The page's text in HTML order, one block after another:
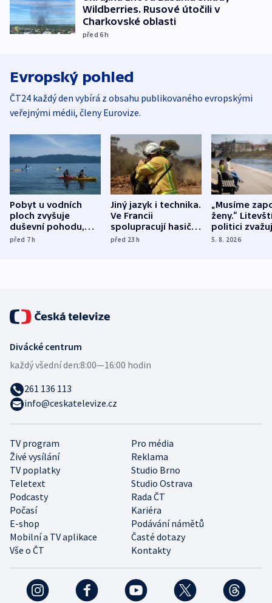
Wildberries. Rusové útočili v
Charkovské oblasti
před 6h
Evropský pohled
ČT24 každý den vybírá z obsahu publikovaného evropskými
veřejnými médii, členy Eurovize.
Pobyt u vodních
ploch zvyšuje
duševní pohodu,
ukázala
před 7h
Jiný jazyk i technika.
Ve Francii
spolupracují hasiči z
různých zemí
před 23h
„Musíme
ženy.“
politici
dohodu o
5. 8. 2026
TV program
Pro média
Živé vysílání
Reklama
TV poplatky
Studio Brno
Teletext
Studio Ostrava
Podcasty
Rada ČT
Počasí
Kariéra
E-shop
Podávání námětů
Mobilní a TV aplikace
Časté dotazy
Vše o ČT
Kontakty
Divácké centrum
každý všední den:8:00—16:00 hodin
261 136 113
info@ceskatelevize.cz